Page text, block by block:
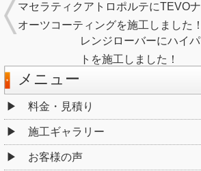
マセラティクアトロポルテにTEVO
オーツコーティングを施工しました
レンジローバーにハイ
トを施工しました！
メニュー
料金・見積り
施工ギャラリー
お客様の声